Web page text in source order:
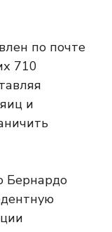
по почте
710
и
Бернардо